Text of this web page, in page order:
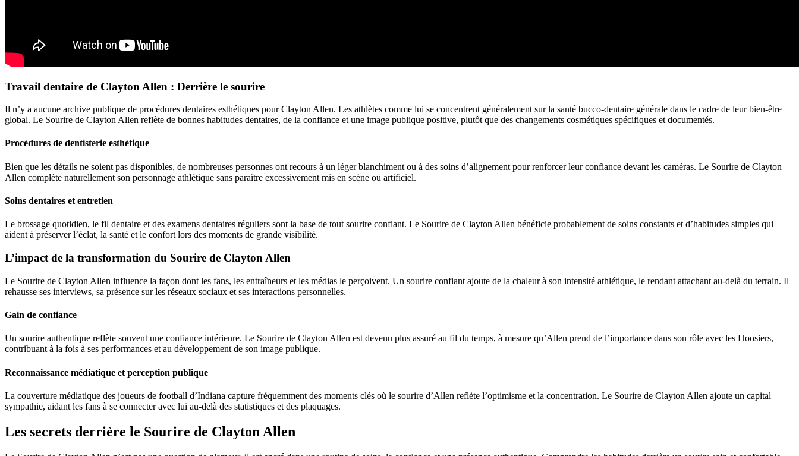
Travail dentaire de Clayton Allen : Derrière le sourire
Il n’y a aucune archive publique de procédures dentaires esthétiques pour Clayton Allen. Les athlètes comme lui se concentrent généralement sur la santé bucco-dentaire générale dans le cadre de leur bien-être
global. Le Sourire de Clayton Allen reflète de bonnes habitudes dentaires, de la confiance et une image publique positive, plutôt que des changements cosmétiques spécifiques et documentés.
Procédures de dentisterie esthétique
Bien que les détails ne soient pas disponibles, de nombreuses personnes ont recours à un léger blanchiment ou à des soins d’alignement pour renforcer leur confiance devant les caméras. Le Sourire de Clayton
Allen complète naturellement son personnage athlétique sans paraître excessivement mis en scène ou artificiel.
Soins dentaires et entretien
Le brossage quotidien, le fil dentaire et des examens dentaires réguliers sont la base de tout sourire confiant. Le Sourire de Clayton Allen bénéficie probablement de soins constants et d’habitudes simples qui
aident à préserver l’éclat, la santé et le confort lors des moments de grande visibilité.
L’impact de la transformation du Sourire de Clayton Allen
Le Sourire de Clayton Allen influence la façon dont les fans, les entraîneurs et les médias le perçoivent. Un sourire confiant ajoute de la chaleur à son intensité athlétique, le rendant attachant au-delà du terrain. Il
rehausse ses interviews, sa présence sur les réseaux sociaux et ses interactions personnelles.
Gain de confiance
Un sourire authentique reflète souvent une confiance intérieure. Le Sourire de Clayton Allen est devenu plus assuré au fil du temps, à mesure qu’Allen prend de l’importance dans son rôle avec les Hoosiers,
contribuant à la fois à ses performances et au développement de son image publique.
Reconnaissance médiatique et perception publique
La couverture médiatique des joueurs de football d’Indiana capture fréquemment des moments clés où le sourire d’Allen reflète l’optimisme et la concentration. Le Sourire de Clayton Allen ajoute un capital
sympathie, aidant les fans à se connecter avec lui au-delà des statistiques et des plaquages.
Les secrets derrière le Sourire de Clayton Allen